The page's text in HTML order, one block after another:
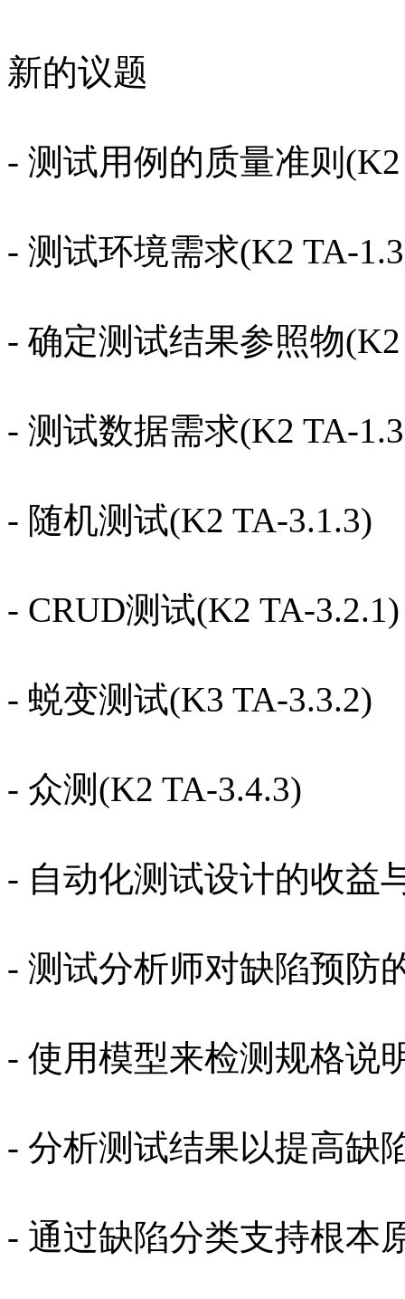
新的议题
- 测试用例的质量准则
- 测试环境需求(K2 TA-
- 确定测试结果参照物
- 测试数据需求(K2 TA-
- 随机测试(K2 TA-3.1.3)
- CRUD测试(K2 TA-3.2.1)
- 蜕变测试(K3 TA-3.3.2)
- 众测(K2 TA-3.4.3)
- 自动化测试设计的收益
- 测试分析师对缺陷预防
- 使用模型来检测规格说
- 分析测试结果以提高缺
- 通过缺陷分类支持根本